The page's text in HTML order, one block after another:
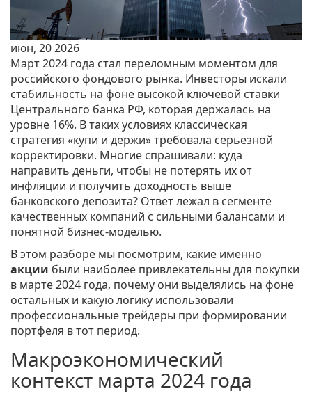
июн, 20 2026
Март 2024 года стал переломным моментом для
российского фондового рынка. Инвесторы искали
стабильность на фоне высокой ключевой ставки
Центрального банка РФ, которая держалась на
уровне 16%. В таких условиях классическая
стратегия «купи и держи» требовала серьезной
корректировки. Многие спрашивали: куда
направить деньги, чтобы не потерять их от
инфляции и получить доходность выше
банковского депозита? Ответ лежал в сегменте
качественных компаний с сильными балансами и
понятной бизнес-моделью.
В этом разборе мы посмотрим, какие именно
акции были наиболее привлекательны для покупки
в марте 2024 года, почему они выделялись на фоне
остальных и какую логику использовали
профессиональные трейдеры при формировании
портфеля в тот период.
Макроэкономический
контекст марта 2024 года